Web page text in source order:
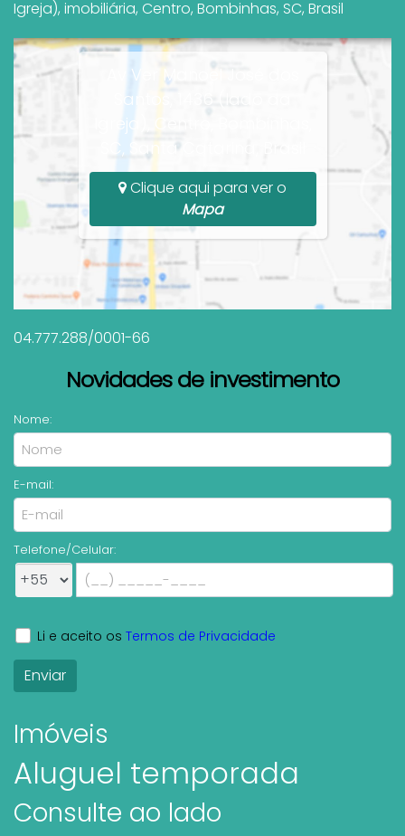
Igreja), imobiliária, Centro, Bombinhas, SC, Brasil
Av Ver Manoel José dos
Santos, 1436 (lado da
Igreja), Centro, Bombinhas,
SC, Santa Catarina, Brasil
Clique aqui para ver o
Mapa
04.777.288/0001-66
Novidades de investimento
Nome:
E-mail:
Telefone/Celular:
Li e aceito os Termos de Privacidade
Imóveis
Aluguel temporada
Consulte ao lado